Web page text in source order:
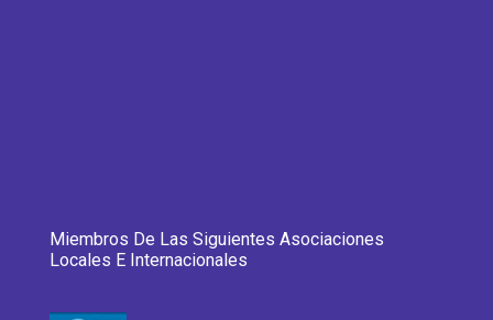
Miembros De Las Siguientes Asociaciones
Locales E Internacionales